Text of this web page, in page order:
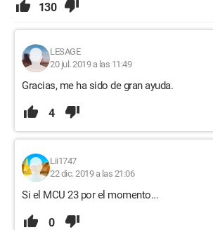
130
LESAGE
20 jul. 2019 a las 11:49
Gracias, me ha sido de gran ayuda.
4
Lii1747
22 dic. 2019 a las 21:06
Si el MCU 23 por el momento...
0